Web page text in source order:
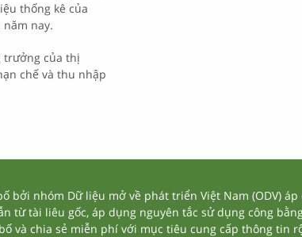
thống kê của
nay.
trưởng của thị
chế và thu nhập
bởi nhóm Dữ liệu mở về phát triển Việt Nam (ODV)
từ tài liêu gốc, áp dụng nguyên tắc sử dụng công
và chia sẻ miễn phí với mục tiêu cung cấp thông tin